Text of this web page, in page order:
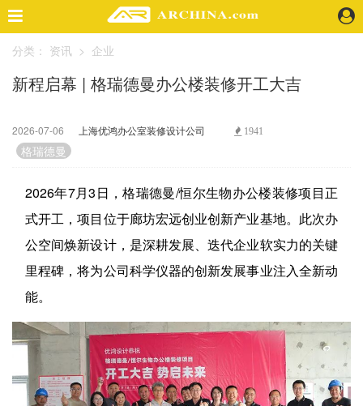
精选案例
建 筑
室 内
视 频
头条资讯
业 界
机 构
人 物
企业招聘
分类： 资讯 > 企业
新程启幕 | 格瑞德曼办公楼装修开工大吉
2026-07-06 上海优鸿办公室装修设计公司 1941
格瑞德曼
2026年7月3日，格瑞德曼/恒尔生物办公楼装修项目正
式开工，项目位于廊坊宏远创业创新产业基地。此次办
公空间焕新设计，是深耕发展、迭代企业软实力的关键
里程碑，将为公司科学仪器的创新发展事业注入全新动
能。